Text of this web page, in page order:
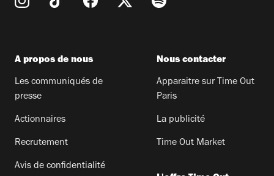
A propos de nous
Les communiqués de
presse
Actionnaires
Recrutement
Avis de confidentialité
Nous contacter
Apparaitre sur Time Out
Paris
La publicité
Time Out Market